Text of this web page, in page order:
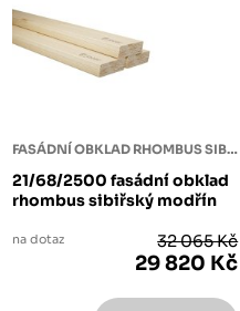
FASÁDNÍ OBKLAD RHOMBUS SIBIŘSKÝ MODŘÍN
21/68/2500 fasádní obklad
rhombus sibiřský modřín
na dotaz 32 065 Kč
29 820 Kč